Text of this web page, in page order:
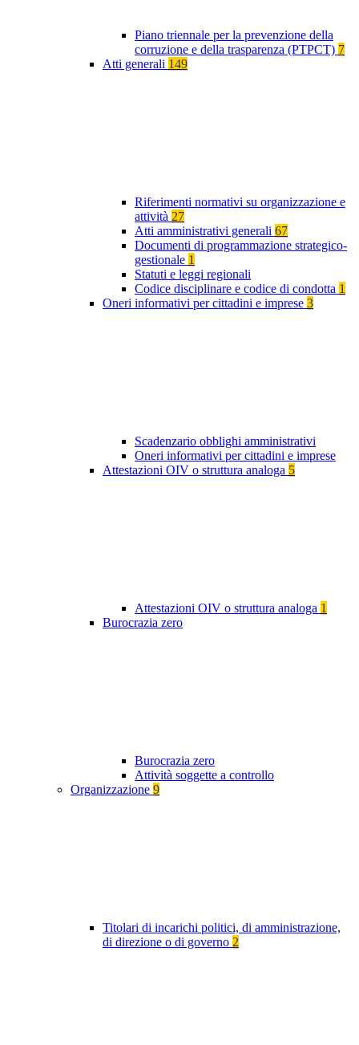
Piano triennale per la prevenzione della
corruzione e della trasparenza (PTPCT) 7
Atti generali 149
Riferimenti normativi su organizzazione e
attività 27
Atti amministrativi generali 67
Documenti di programmazione strategico-
gestionale 1
Statuti e leggi regionali
Codice disciplinare e codice di condotta 1
Oneri informativi per cittadini e imprese 3
Scadenzario obblighi amministrativi
Oneri informativi per cittadini e imprese
Attestazioni OIV o struttura analoga 5
Attestazioni OIV o struttura analoga 1
Burocrazia zero
Burocrazia zero
Attività soggette a controllo
Organizzazione 9
Titolari di incarichi politici, di amministrazione,
di direzione o di governo 2